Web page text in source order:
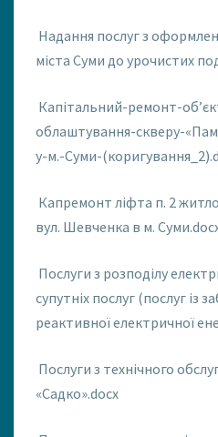
Надання послуг з
міста Суми до урочистих
Капітальний-ремонт-
облаштування-скверу-
у-м.-Суми-
Капремонт ліфта п. 2
вул. Шевченка в м.
Послуги з розподілу
супутніх послуг (послуг із
реактивної електричної
Послуги з технічного
«Садко».docx